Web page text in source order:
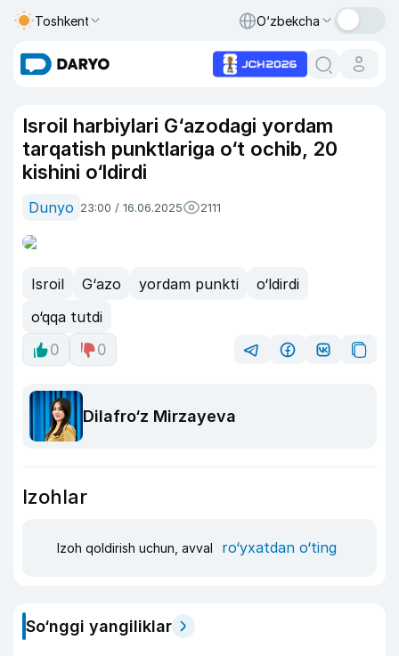
Toshkent O‘zbekcha
Isroil harbiylari G‘azodagi yordam
tarqatish punktlariga o‘t ochib, 20
kishini o‘ldirdi
Dunyo 23:00 / 16.06.2025 2111
Isroil G‘azo yordam punkti
o‘ldirdi
o‘qqa tutdi
0
0
Dilafro‘z Mirzayeva
Izohlar
Izoh qoldirish uchun, avval ro‘yxatdan o‘ting
So‘nggi yangiliklar